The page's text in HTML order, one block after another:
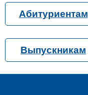
Абитуриентам
Выпускникам